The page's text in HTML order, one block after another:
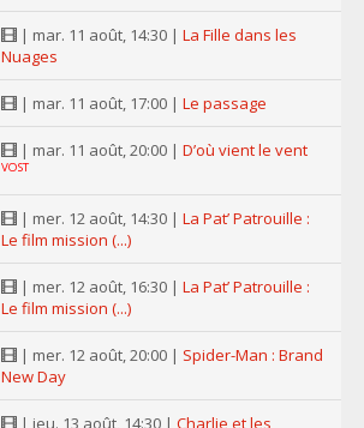
| mar. 11 août, 14:30 | La Fille dans les
Nuages
| mar. 11 août, 17:00 | Le passage
| mar. 11 août, 20:00 | D’où vient le vent
VOST
| mer. 12 août, 14:30 | La Pat’ Patrouille :
Le film mission (...)
| mer. 12 août, 16:30 | La Pat’ Patrouille :
Le film mission (...)
| mer. 12 août, 20:00 | Spider-Man : Brand
New Day
| jeu. 13 août, 14:30 | Charlie et les